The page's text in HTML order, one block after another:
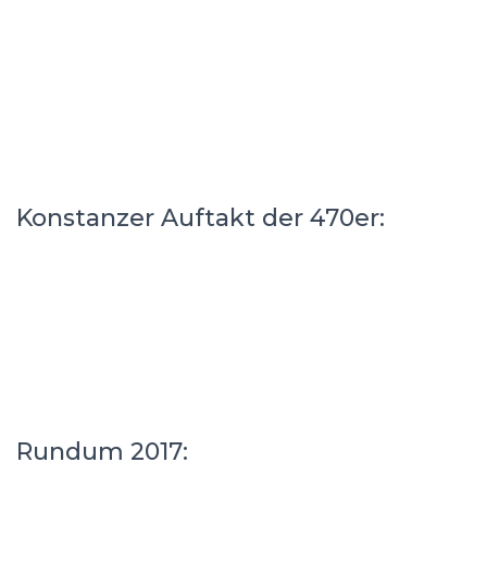
Konstanzer Auftakt der 470er:
Rundum 2017: